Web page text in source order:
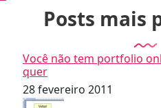
Posts mais
Você não tem portfolio
quer
28 fevereiro 2011